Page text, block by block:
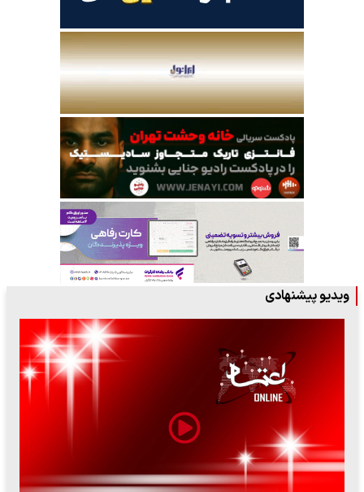
ویدیو پیشنهادی